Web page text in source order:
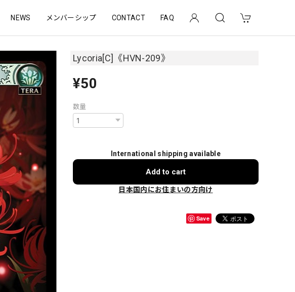
NEWS メンバーシップ CONTACT FAQ
Lycoria[C]《HVN-209》
¥50
数量
International shipping available
Add to cart
日本国内にお住まいの方向け
Save